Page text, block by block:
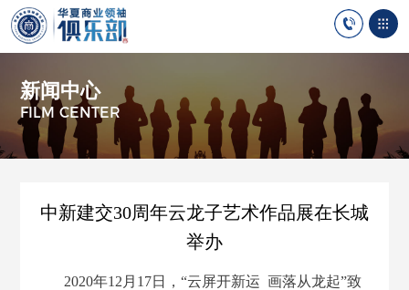
新闻中心
FILM CENTER
中新建交30周年云龙子艺术作品展在长城
举办
2020年12月17日，“云屏开新运 画落从龙起”致